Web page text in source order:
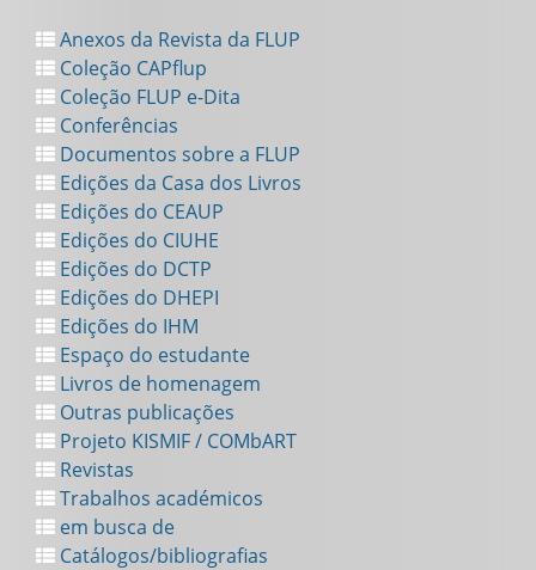
Anexos da Revista da FLUP
Coleção CAPflup
Coleção FLUP e-Dita
Conferências
Documentos sobre a FLUP
Edições da Casa dos Livros
Edições do CEAUP
Edições do CIUHE
Edições do DCTP
Edições do DHEPI
Edições do IHM
Espaço do estudante
Livros de homenagem
Outras publicações
Projeto KISMIF / COMbART
Revistas
Trabalhos académicos
em busca de
Catálogos/bibliografias